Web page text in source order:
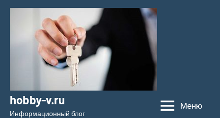
Перейти
содержимому
hobby-v.ru
Информационный блог
Меню